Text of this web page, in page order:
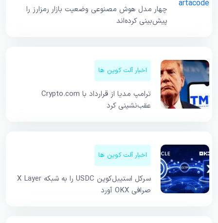
چهار مدل هوش مصنوعی وضعیت بازار رمزارز را
پیش‌بینی کرده‌اند
اخبار آلت کوین ها
ترامپ مدیا از قرارداد با Crypto.com
عقب‌نشینی کرد
اخبار آلت کوین ها
سرکل استیبل‌کوین USDC را به شبکه X Layer
صرافی OKX آورد